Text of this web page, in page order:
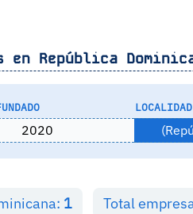
en República
LOCALIDAD
2020
Total
1